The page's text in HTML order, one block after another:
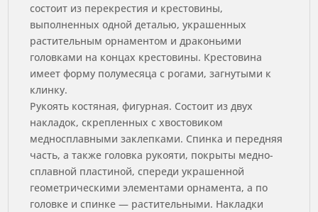
состоит из перекрестия и крестовины,
выполненных одной деталью, украшенных
растительным орнаментом и драконьими
головками на концах крестовины. Крестовина
имеет форму полумесяца с рогами, загнутыми к
клинку.
Рукоять костяная, фигурная. Состоит из двух
накладок, скрепленных с хвостовиком
медносплавными заклепками. Спинка и передняя
часть, а также головка рукояти, покрыты медно-
сплавной пластиной, спереди украшенной
геометрическими элементами орнамента, а по
головке и спинке — растительными. Накладки